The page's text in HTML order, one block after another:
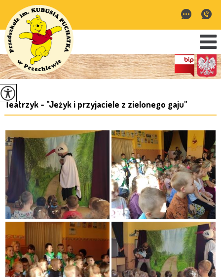
Teatrzyk - ''Jeżyk i przyjaciele z zielonego gaju''